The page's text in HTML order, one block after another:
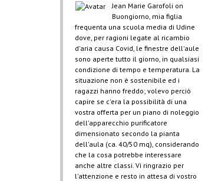
Jean Marie Garofoli on
Buongiorno, mia figlia
frequenta una scuola media di Udine
dove, per ragioni legate al ricambio
d'aria causa Covid, le finestre dell'aule
sono aperte tutto il giorno, in qualsiasi
condizione di tempo e temperatura. La
situazione non è sostenibile ed i
ragazzi hanno freddo; volevo perciò
capire se c'era la possibilità di una
vostra offerta per un piano di noleggio
dell'apparecchio purificatore
dimensionato secondo la pianta
dell'aula (ca. 40/50 mq), considerando
che la cosa potrebbe interessare
anche altre classi. Vi ringrazio per
l'attenzione e resto in attesa di vostro